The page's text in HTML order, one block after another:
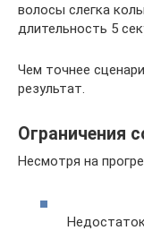
волосы слегка
длительность 5
Чем точнее
результат.
Ограничения
Несмотря на